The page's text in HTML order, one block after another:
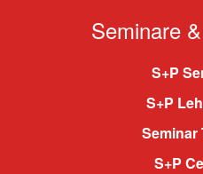
Seminare
S+P
S+P
Seminar
S+P